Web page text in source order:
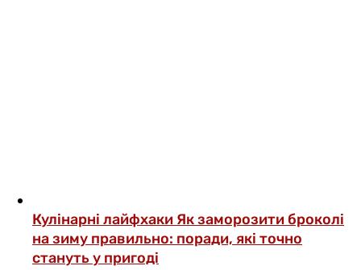
Кулінарні лайфхаки Як заморозити броколі
на зиму правильно: поради, які точно
стануть у пригоді